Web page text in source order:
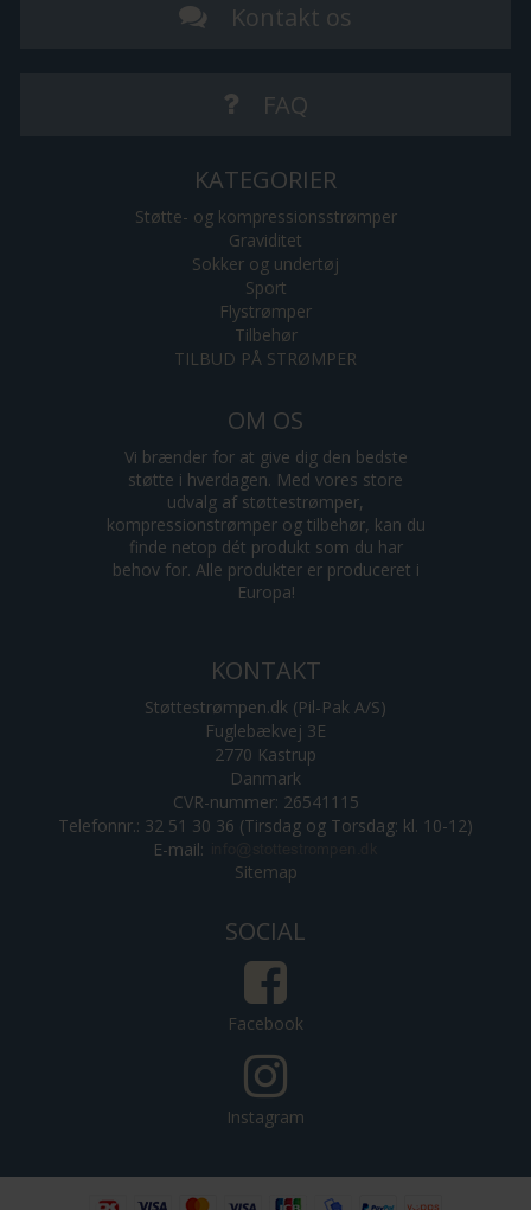
Kontakt os
FAQ
KATEGORIER
Støtte- og kompressionsstrømper
Graviditet
Sokker og undertøj
Sport
Flystrømper
Tilbehør
TILBUD PÅ STRØMPER
OM OS
Vi brænder for at give dig den bedste
støtte i hverdagen. Med vores store
udvalg af støttestrømper,
kompressionstrømper og tilbehør, kan du
finde netop dét produkt som du har
behov for. Alle produkter er produceret i
Europa!
KONTAKT
Støttestrømpen.dk (Pil-Pak A/S)
Fuglebækvej 3E
2770 Kastrup
Danmark
CVR-nummer: 26541115
Telefonnr.: 32 51 30 36 (Tirsdag og Torsdag: kl. 10-12)
E-mail:
Sitemap
SOCIAL
Facebook
Instagram